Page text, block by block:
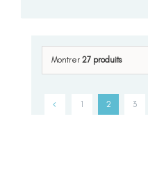
Montrer 27 produits
1 2 3